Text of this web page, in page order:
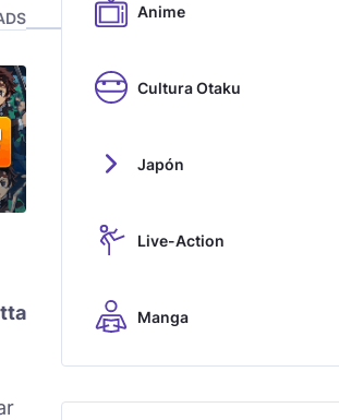
Anime
Cultura Otaku
Japón
Live-Action
Manga